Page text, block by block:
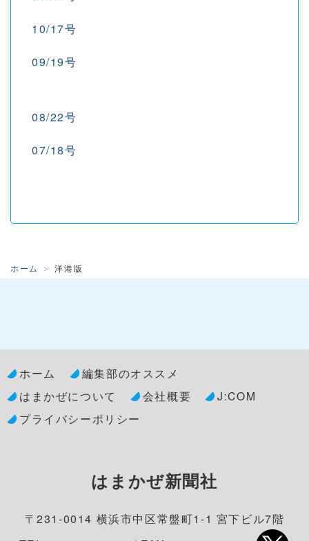
10/17号
09/19号
08/22号
07/18号
ホーム 洋港版
ホーム
編集部のオススメ
はまかぜについて
会社概要
J:COM
プライバシーポリシー
はまかぜ新聞社
〒231-0014 横浜市中区常盤町1-1 宮下ビル7階